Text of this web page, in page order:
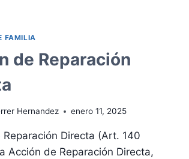
FAMILIA
de Reparación
Hernandez enero 11, 2025
Directa (Art. 140
Acción de Reparación Directa,